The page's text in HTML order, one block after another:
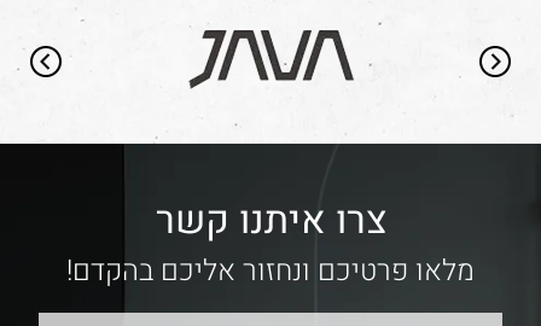
צרו איתנו קשר
מלאו פרטיכם ונחזור אליכם בהקדם!